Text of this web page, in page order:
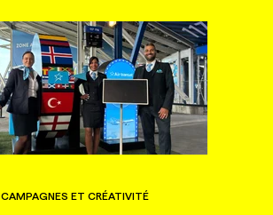
CAMPAGNES ET CRÉATIVITÉ